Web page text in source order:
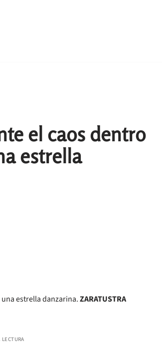
el caos dentro
estrella
estrella danzarina.ZARATUSTRA
lectura